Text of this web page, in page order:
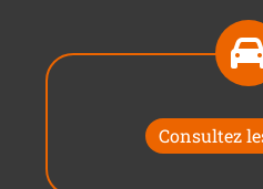
Consultez